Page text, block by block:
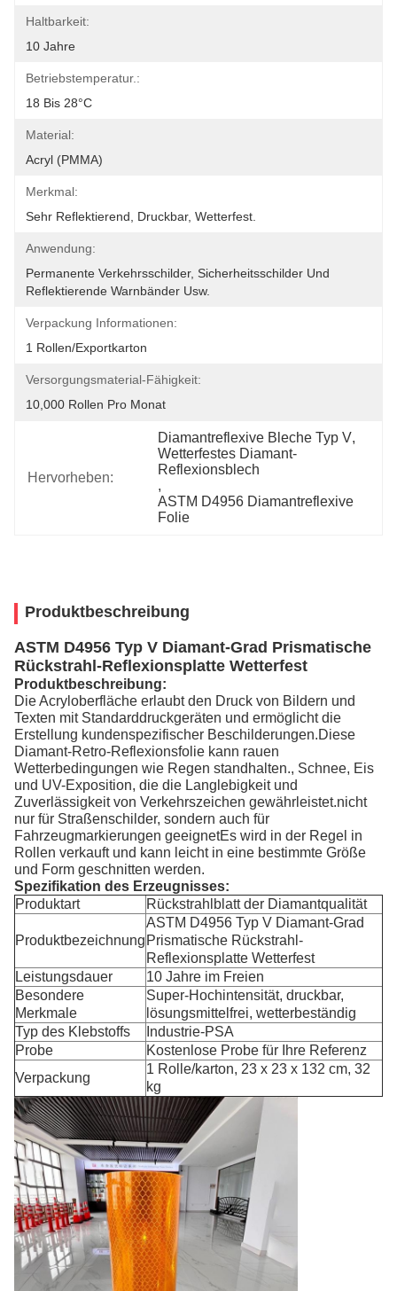
Haltbarkeit:
10 Jahre
Betriebstemperatur.:
18 Bis 28°C
Material:
Acryl (PMMA)
Merkmal:
Sehr Reflektierend, Druckbar, Wetterfest.
Anwendung:
Permanente Verkehrsschilder, Sicherheitsschilder Und
Reflektierende Warnbänder Usw.
Verpackung Informationen:
1 Rollen/Exportkarton
Versorgungsmaterial-Fähigkeit:
10,000 Rollen Pro Monat
Hervorheben:
Diamantreflexive Bleche Typ V,
Wetterfestes Diamant-
Reflexionsblech
,
ASTM D4956 Diamantreflexive
Folie
Produktbeschreibung
ASTM D4956 Typ V Diamant-Grad Prismatische
Rückstrahl-Reflexionsplatte Wetterfest
Produktbeschreibung:
Die Acryloberfläche erlaubt den Druck von Bildern und
Texten mit Standarddruckgeräten und ermöglicht die
Erstellung kundenspezifischer Beschilderungen.Diese
Diamant-Retro-Reflexionsfolie kann rauen
Wetterbedingungen wie Regen standhalten., Schnee, Eis
und UV-Exposition, die die Langlebigkeit und
Zuverlässigkeit von Verkehrszeichen gewährleistet.nicht
nur für Straßenschilder, sondern auch für
Fahrzeugmarkierungen geeignetEs wird in der Regel in
Rollen verkauft und kann leicht in eine bestimmte Größe
und Form geschnitten werden.
Spezifikation des Erzeugnisses:
Produktart
Rückstrahlblatt der Diamantqualität
Produktbezeichnung
ASTM D4956 Typ V Diamant-Grad
Prismatische Rückstrahl-
Reflexionsplatte Wetterfest
Leistungsdauer
10 Jahre im Freien
Besondere
Merkmale
Super-Hochintensität, druckbar,
lösungsmittelfrei, wetterbeständig
Typ des Klebstoffs
Industrie-PSA
Probe
Kostenlose Probe für Ihre Referenz
Verpackung
1 Rolle/karton, 23 x 23 x 132 cm, 32
kg